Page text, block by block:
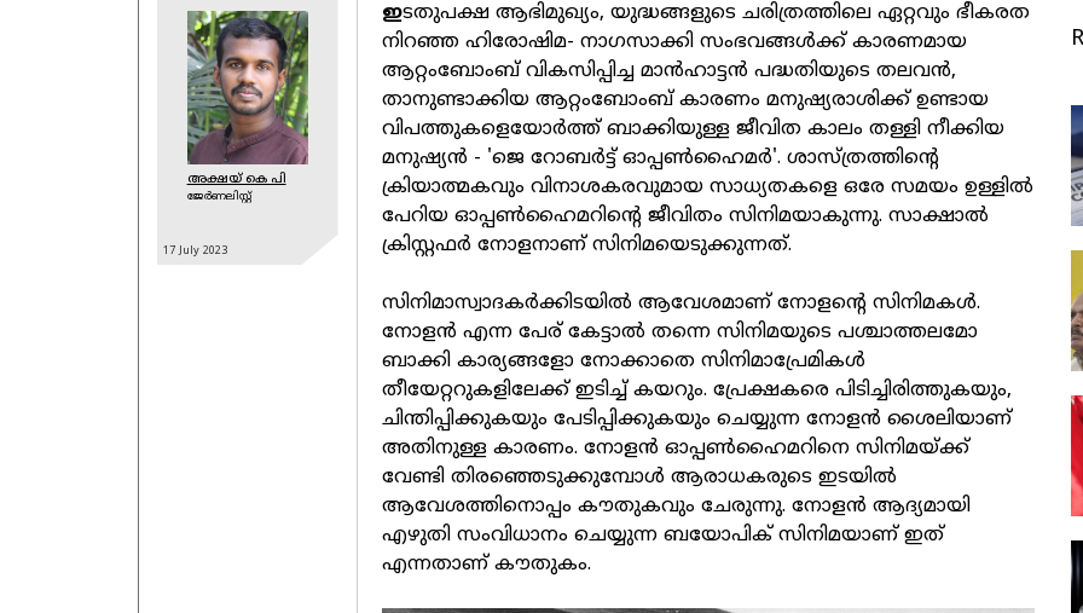
അക്ഷയ് കെ പി
ജേർണലിസ്റ്റ്
17 July2023
ഇടതുപക്ഷ ആഭിമുഖ്യം, യുദ്ധങ്ങളുടെ ചരിത്രത്തിലെ ഏറ്റവും ഭീകരത
നിറഞ്ഞ ഹിരോഷിമ- നാഗസാക്കി സംഭവങ്ങള്‍ക്ക് കാരണമായ
ആറ്റംബോംബ് വികസിപ്പിച്ച മാന്‍ഹാട്ടന്‍ പദ്ധതിയുടെ തലവന്‍,
താനുണ്ടാക്കിയ ആറ്റംബോംബ് കാരണം മനുഷ്യരാശിക്ക് ഉണ്ടായ
വിപത്തുകളെയോര്‍ത്ത് ബാക്കിയുള്ള ജീവിത കാലം തള്ളി നീക്കിയ
മനുഷ്യന്‍ - 'ജെ റോബര്‍ട്ട് ഓപ്പണ്‍ഹൈമര്‍'. ശാസ്ത്രത്തിന്റെ
ക്രിയാത്മകവും വിനാശകരവുമായ സാധ്യതകളെ ഒരേ സമയം ഉള്ളില്‍
പേറിയ ഓപ്പണ്‍ഹൈമറിന്റെ ജീവിതം സിനിമയാകുന്നു. സാക്ഷാല്‍
ക്രിസ്റ്റഫര്‍ നോളനാണ് സിനിമയെടുക്കുന്നത്.
സിനിമാസ്വാദകര്‍ക്കിടയില്‍ ആവേശമാണ് നോളന്റെ സിനിമകള്‍.
നോളന്‍ എന്ന പേര് കേട്ടാല്‍ തന്നെ സിനിമയുടെ പശ്ചാത്തലമോ
ബാക്കി കാര്യങ്ങളോ നോക്കാതെ സിനിമാപ്രേമികള്‍
തീയേറ്ററുകളിലേക്ക് ഇടിച്ച് കയറും. പ്രേക്ഷകരെ പിടിച്ചിരിത്തുകയും,
ചിന്തിപ്പിക്കുകയും പേടിപ്പിക്കുകയും ചെയ്യുന്ന നോളന്‍ ശൈലിയാണ്
അതിനുള്ള കാരണം. നോളന്‍ ഓപ്പണ്‍ഹൈമറിനെ സിനിമയ്ക്ക്
വേണ്ടി തിരഞ്ഞെടുക്കുമ്പോള്‍ ആരാധകരുടെ ഇടയില്‍
ആവേശത്തിനൊപ്പം കൗതുകവും ചേരുന്നു. നോളന്‍ ആദ്യമായി
എഴുതി സംവിധാനം ചെയ്യുന്ന ബയോപിക് സിനിമയാണ് ഇത്
എന്നതാണ് കൗതുകം.